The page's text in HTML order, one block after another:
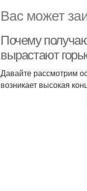
Вас может
Почему
вырастают
Давайте рассмотрим
возникает высокая